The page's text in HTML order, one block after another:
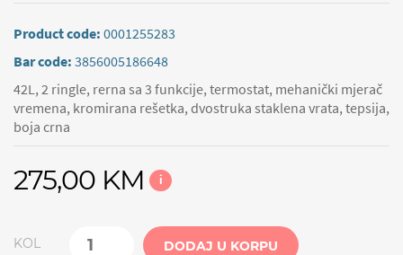
Product code: 0001255283
Bar code: 3856005186648
42L, 2 ringle, rerna sa 3 funkcije, termostat, mehanički mjerač
vremena, kromirana rešetka, dvostruka staklena vrata, tepsija,
boja crna
275,00 KM i
KOL DODAJ U KORPU